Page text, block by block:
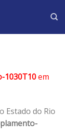
1030T10em
Estado do Rio